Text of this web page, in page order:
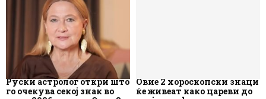
Руски астролог откри што
го очекува секој знак во
Овие 2 хороскопски знаци
ќе живеат како цареви до